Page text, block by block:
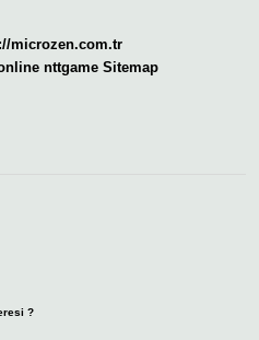
microzen.com.tr
nttgame Sitemap
?